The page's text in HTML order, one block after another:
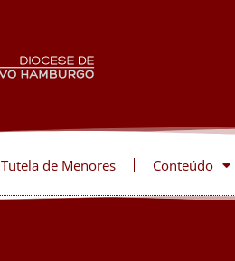
Tutela de Menores Conteúdo